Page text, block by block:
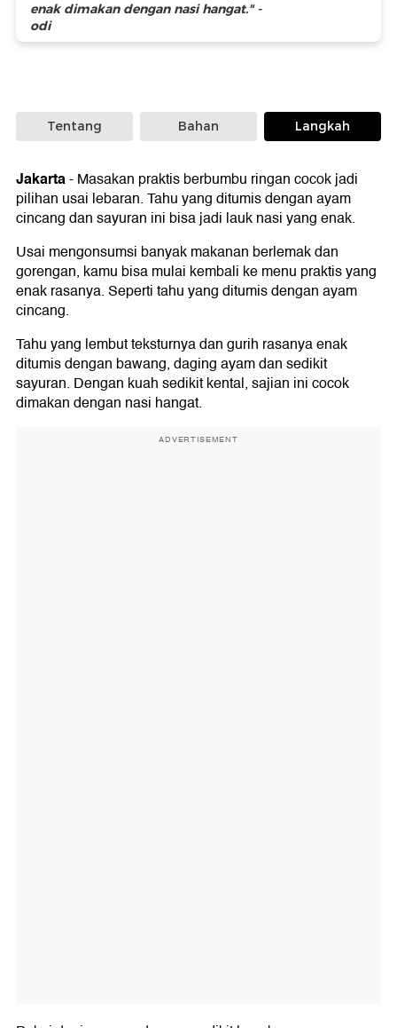
enak dimakan dengan nasi hangat." -
odi
Tentang Bahan Langkah
Jakarta-Masakan praktis berbumbu ringan cocok jadi
pilihan usai lebaran. Tahu yang ditumis dengan ayam
cincang dan sayuran ini bisa jadi lauk nasi yang enak.
Usai mengonsumsi banyak makanan berlemak dan
gorengan, kamu bisa mulai kembali ke menu praktis yang
enak rasanya. Seperti tahu yang ditumis dengan ayam
cincang.
Tahu yang lembut teksturnya dan gurih rasanya enak
ditumis dengan bawang, daging ayam dan sedikit
sayuran. Dengan kuah sedikit kental, sajian ini cocok
dimakan dengan nasi hangat.
ADVERTISEMENT